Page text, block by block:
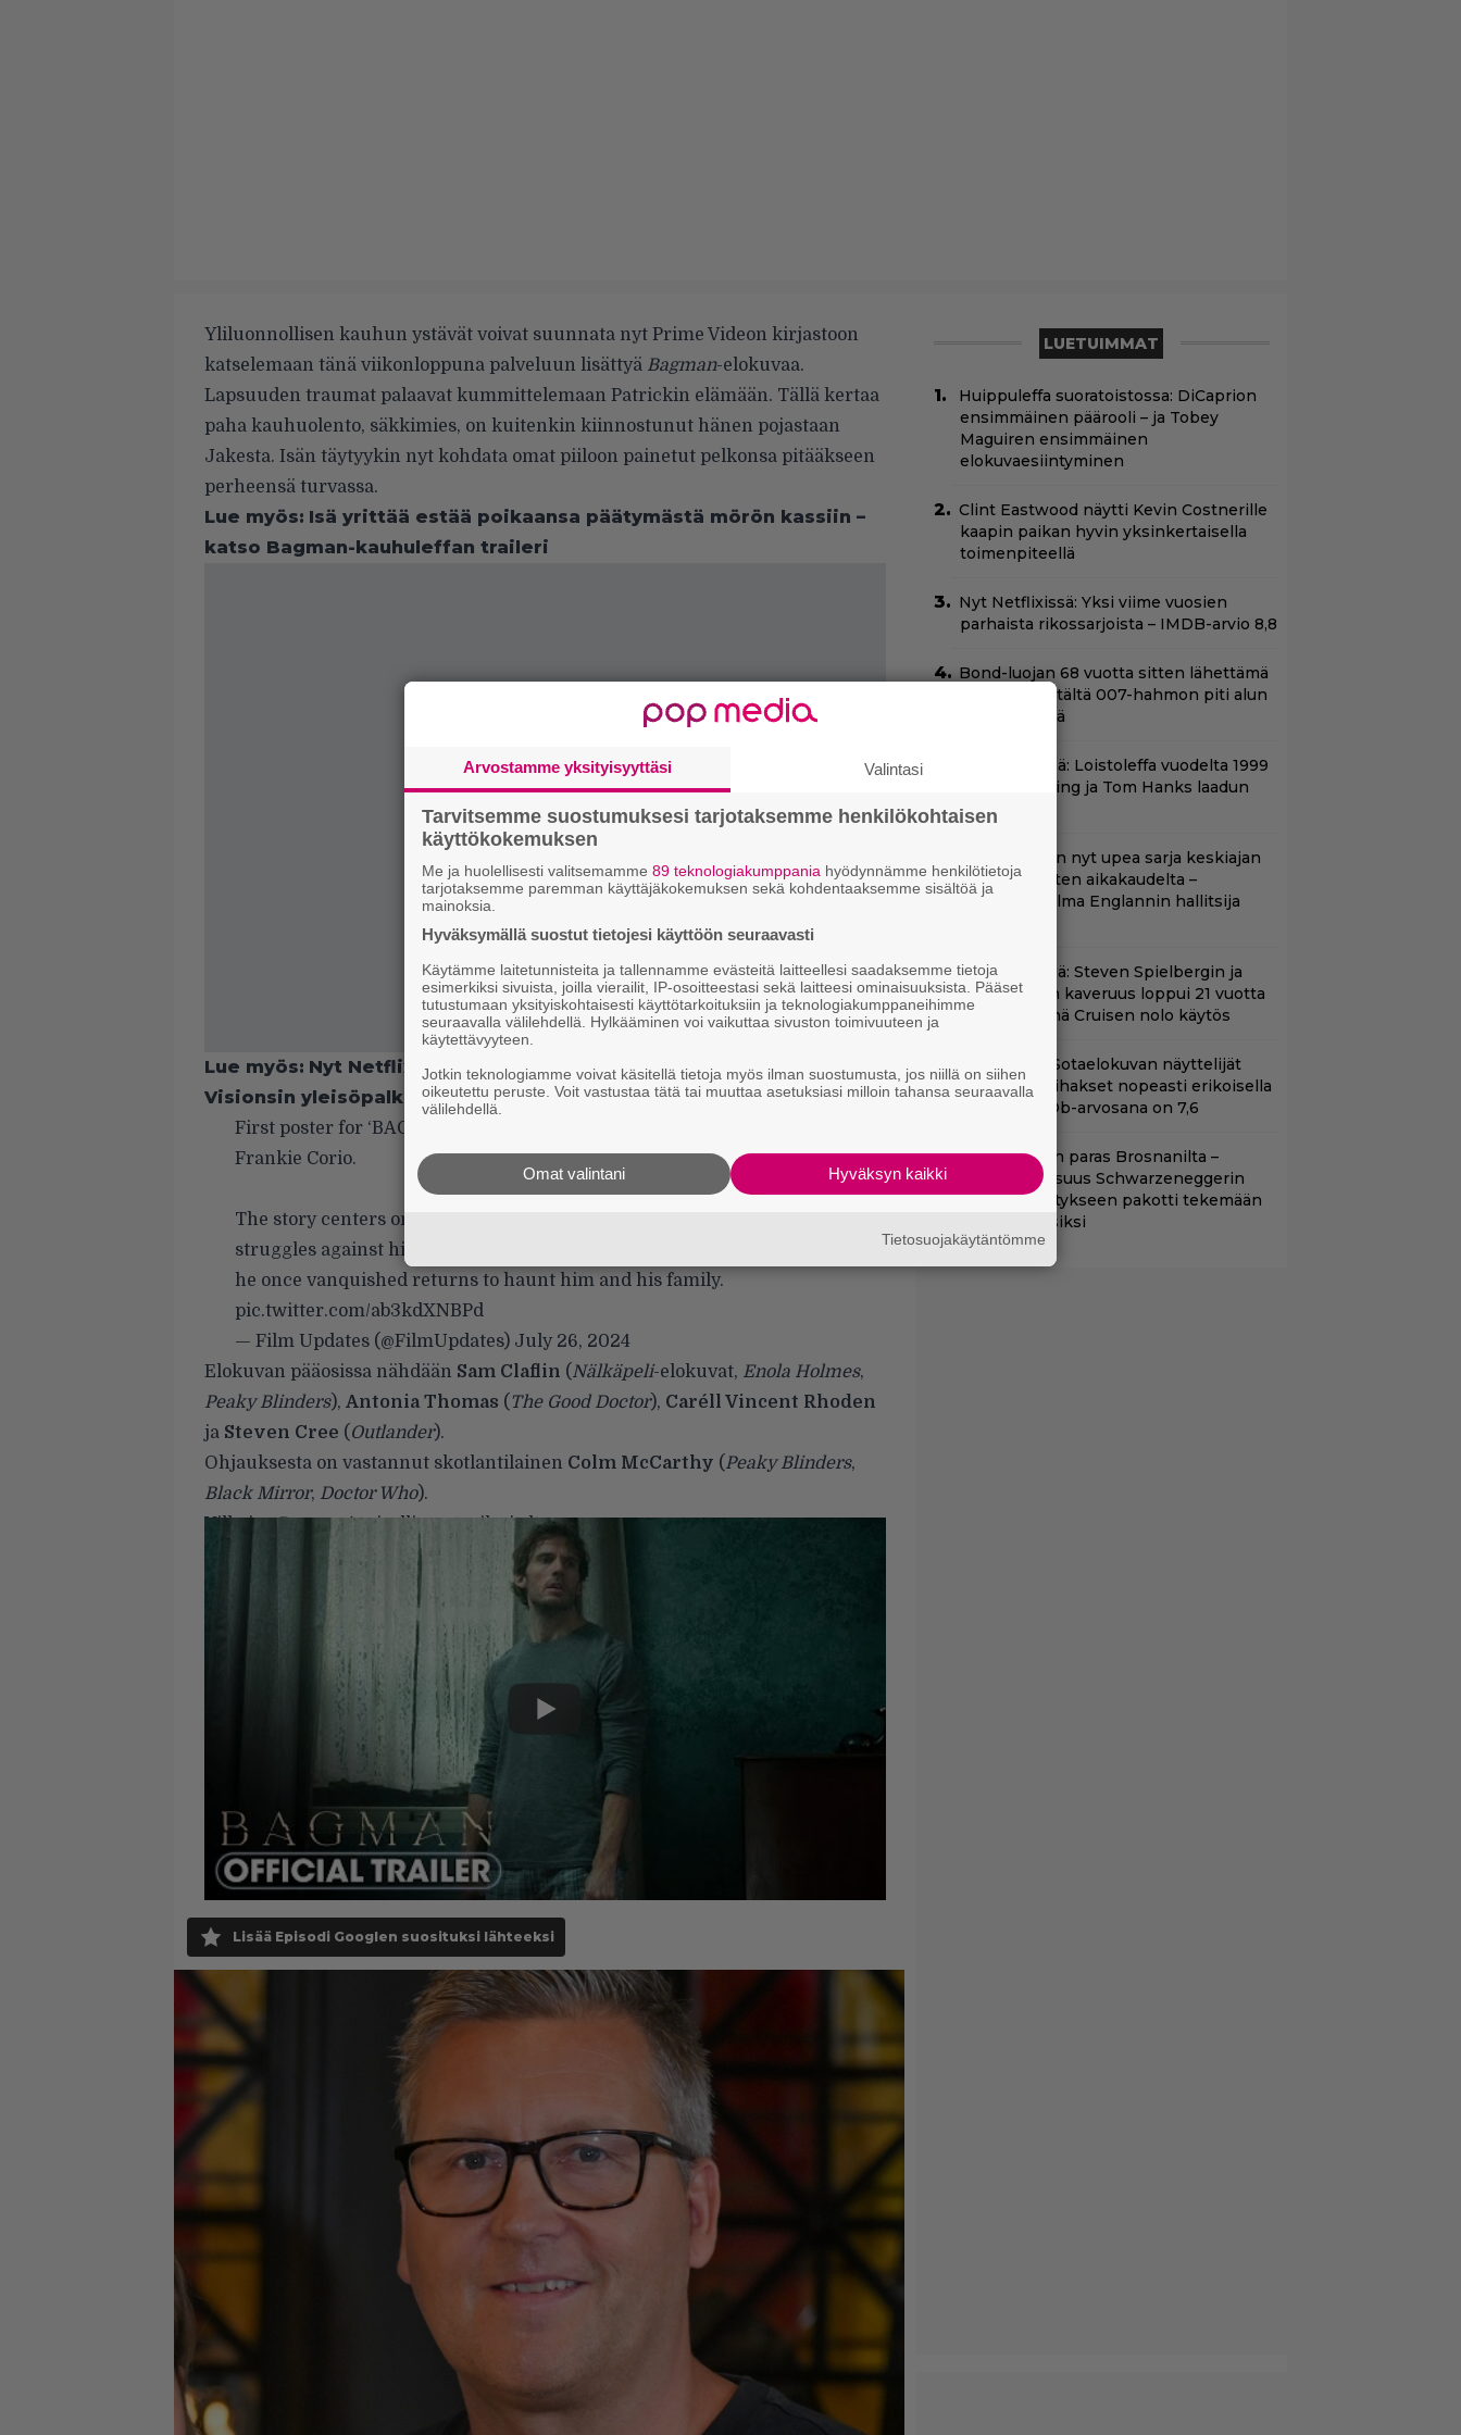
Yliluonnollisen kauhun ystävät voivat suunnata nyt Prime Videon kirjastoon
katselemaan tänä viikonloppuna palveluun lisättyä Bagman-elokuvaa.
Lapsuuden traumat palaavat kummittelemaan Patrickin elämään. Tällä kertaa
paha kauhuolento, säkkimies, on kuitenkin kiinnostunut hänen pojastaan
Jakesta. Isän täytyykin nyt kohdata omat piiloon painetut pelkonsa pitääkseen
perheensä turvassa.
Lue myös: Isä yrittää estää poikaansa päätymästä mörön kassiin –
katso Bagman-kauhuleffan traileri
Lue myös: Nyt Netflixissä: Taiwanilainen kauhukomedia voitti Night
Visionsin yleisöpalkinnon
First poster for ‘BAGMAN’ starring Sam Claflin, Antonia Thomas and
Frankie Corio.
The story centers on a father, played by Claflin, who desperately
struggles against his deepest inner fear when the childhood monster
he once vanquished returns to haunt him and his family.
pic.twitter.com/ab3kdXNBPd
— Film Updates (@FilmUpdates) July 26, 2024
Elokuvan pääosissa nähdään Sam Claflin (Nälkäpeli-elokuvat, Enola Holmes,
Peaky Blinders), Antonia Thomas ( The Good Doctor), Caréll Vincent Rhoden
ja Steven Cree ( Outlander).
Ohjauksesta on vastannut skotlantilainen Colm McCarthy (Peaky Blinders,
Black Mirror, Doctor Who).
VilkaiseBagmaninvirallinen traileri alta.
Lisää Episodi Googlen suosituksi lähteeksi
LUETUIMMAT
Huippuleffa suoratoistossa: DiCaprion
ensimmäinen päärooli – ja Tobey
Maguiren ensimmäinen
elokuvaesiintyminen
Clint Eastwood näytti Kevin Costnerille
kaapin paikan hyvin yksinkertaisella
toimenpiteellä
Nyt Netflixissä: Yksi viime vuosien
parhaista rikossarjoista – IMDB-arvio 8,8
Bond-luojan 68 vuotta sitten lähettämä
kirje löytyi – tältä 007-hahmon piti alun
perin näyttää
Tänään tv:ssä: Loistoleffa vuodelta 1999
– Stephen King ja Tom Hanks laadun
takeina
Netflixissä on nyt upea sarja keskiajan
kuninkaallisten aikakaudelta –
keskiössä julma Englannin hallitsija
Tänään tv:ssä: Steven Spielbergin ja
Tom Cruisen kaveruus loppui 21 vuotta
sitten – Syynä Cruisen nolo käytös
Yöllä tv:ssä: Sotaelokuvan näyttelijät
kasvattivat lihakset nopeasti erikoisella
kikalla – IMDb-arvosana on 7,6
Illan Bond on paras Brosnanilta –
samankaltaisuus Schwarzeneggerin
toimintatykitykseen pakotti tekemään
kässärin uusiksi
Arvostamme yksityisyyttäsi Valintasi
Tarvitsemme suostumuksesi tarjotaksemme henkilökohtaisen
käyttökokemuksen
Me ja huolellisesti valitsemamme 89 teknologiakumppania hyödynnämme henkilötietoja
tarjotaksemme paremman käyttäjäkokemuksen sekä kohdentaaksemme sisältöä ja
mainoksia.
Hyväksymällä suostut tietojesi käyttöön seuraavasti
Käytämme laitetunnisteita ja tallennamme evästeitä laitteellesi saadaksemme tietoja
esimerkiksi sivuista, joilla vierailit, IP-osoitteestasi sekä laitteesi ominaisuuksista. Pääset
tutustumaan yksityiskohtaisesti käyttötarkoituksiin ja teknologiakumppaneihimme
seuraavalla välilehdellä. Hylkääminen voi vaikuttaa sivuston toimivuuteen ja
käytettävyyteen.
Jotkin teknologiamme voivat käsitellä tietoja myös ilman suostumusta, jos niillä on siihen
oikeutettu peruste. Voit vastustaa tätä tai muuttaa asetuksiasi milloin tahansa seuraavalla
välilehdellä.
Hyväksyn kaikki
Omat valintani
Tietosuojakäytäntömme